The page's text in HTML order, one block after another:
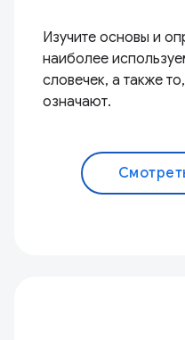
Изучите основы и
наиболее
словечек, а также
означают.